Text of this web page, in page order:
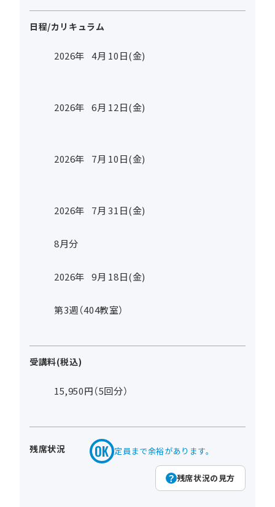
日程/カリキュラム
2026年 4月 10日(金)
2026年 6月 12日(金)
2026年 7月 10日(金)
2026年 7月 31日(金)
8月分
2026年 9月 18日(金)
第3週（404教室）
受講料(税込)
15,950円（5回分）
残席状況 定員まで余裕があります。
残席状況の見方